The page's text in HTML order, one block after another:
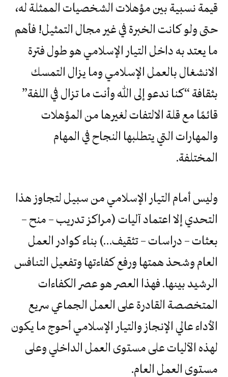
قيمة نسبية بين مؤهلات الشخصيات الممثلة له،
حتى ولو كانت الخبرة في غير مجال التمثيل! فأهم
ما يعتد به داخل التيار الإسلامي هو طول فترة
الانشغال بالعمل الإسلامي وما يزال التمسك
بثقافة “كنا ندعو إلى الله وأنت ما تزال في اللفة”
قائمًا مع قلة الالتفات لغيرها من المؤهلات
والمهارات التي يتطلبها النجاح في المهام
المختلفة.
وليس أمام التيار الإسلامي من سبيل لتجاوز هذا
التحدي إلا اعتماد آليات (مراكز تدريب – منح –
بعثات – دراسات – تثقيف…) بناء كوادر العمل
العام وشحذ همتها ورفع كفاءتها وتفعيل التنافس
الرشيد بينها. فهذا العصر هو عصر الكفاءات
المتخصصة القادرة على العمل الجماعي سريع
الأداء عالي الإنجاز والتيار الإسلامي أحوج ما يكون
لهذه الآليات على مستوى العمل الداخلي وعلى
مستوى العمل العام.